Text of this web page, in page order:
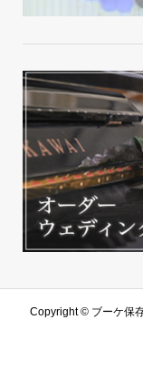
Copyright ©ブーケ保